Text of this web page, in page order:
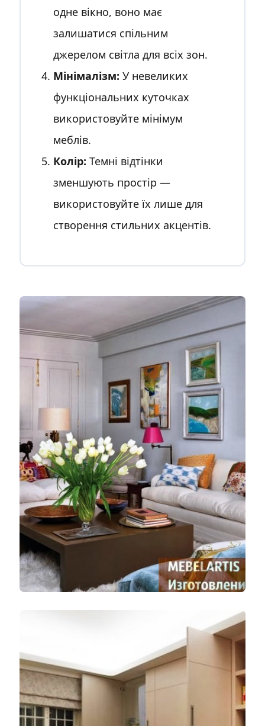
одне вікно, воно має
залишатися спільним
джерелом світла для всіх зон.
Мінімалізм: У невеликих
функціональних куточках
використовуйте мінімум
меблів.
Колір: Темні відтінки
зменшують простір —
використовуйте їх лише для
створення стильних акцентів.